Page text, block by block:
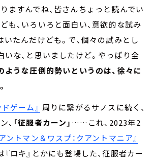
ますんでね、皆さんちょっと読んでい
も、いろいろと面白い、意欲的な試み
いたんだけども。で、個々の試みとし
いな、と思いましたけど。やっぱり全
ような圧倒的勢いというのは、徐々に
ドゲーム』 周りに繋がるサノスに続く、
、 「征服者カーン」 ……これ、2023年2
アントマン＆ワスプ：クアントマニア』
『ロキ』とかにも登場した、征服者カー